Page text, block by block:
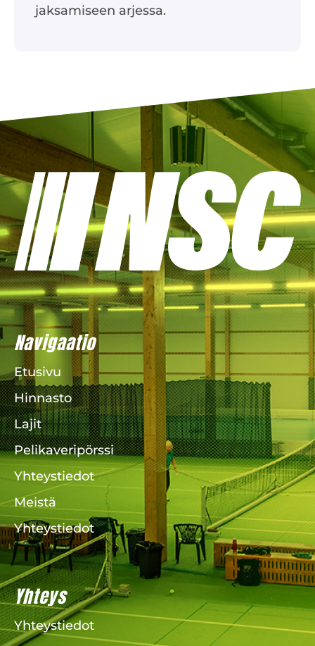
jaksamiseen arjessa.
Navigaatio
Etusivu
Hinnasto
Lajit
Pelikaveripörssi
Yhteystiedot
Meistä
Yhteystiedot
Yhteys
Yhteystiedot